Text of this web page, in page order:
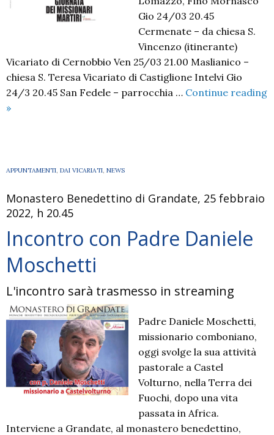
Gio 24/03 20.45
Cermenate – da chiesa S.
Vincenzo (itinerante)
Vicariato di Cernobbio Ven 25/03 21.00 Maslianico –
chiesa S. Teresa Vicariato di Castiglione Intelvi Gio
24/3 20.45 San Fedele – parrocchia … Continue reading
24
nei
–
Giornata
dei
Missionari
martiri
»
APPUNTAMENTI, DAI VICARIATI, NEWS
Monastero Benedettino di Grandate, 25 febbraio
2022, h 20.45
Incontro con Padre Daniele
Moschetti
L'incontro sarà trasmesso in streaming
Padre Daniele Moschetti,
missionario comboniano,
oggi svolge la sua attività
pastorale a Castel
Volturno, nella Terra dei
Fuochi, dopo una vita
passata in Africa.
Interviene a Grandate, al monastero benedettino,